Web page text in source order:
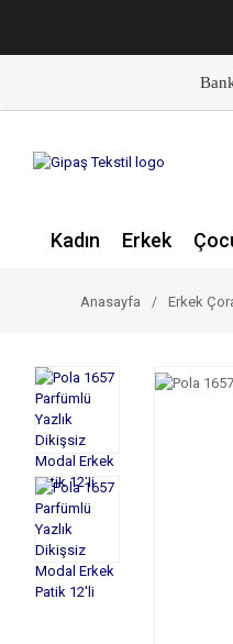
Kadın Erkek
Anasayfa Erkek